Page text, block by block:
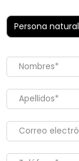
Persona natural